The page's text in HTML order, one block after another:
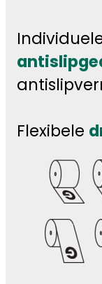
Flexibele